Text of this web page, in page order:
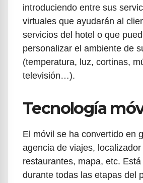
introduciendo entre sus
virtuales que ayudarán al
servicios del hotel o que
personalizar el ambiente de
(temperatura, luz, cortinas,
televisión…).
Tecnología
El móvil se ha convertido en
agencia de viajes,
restaurantes, mapa, etc.
durante todas las etapas del